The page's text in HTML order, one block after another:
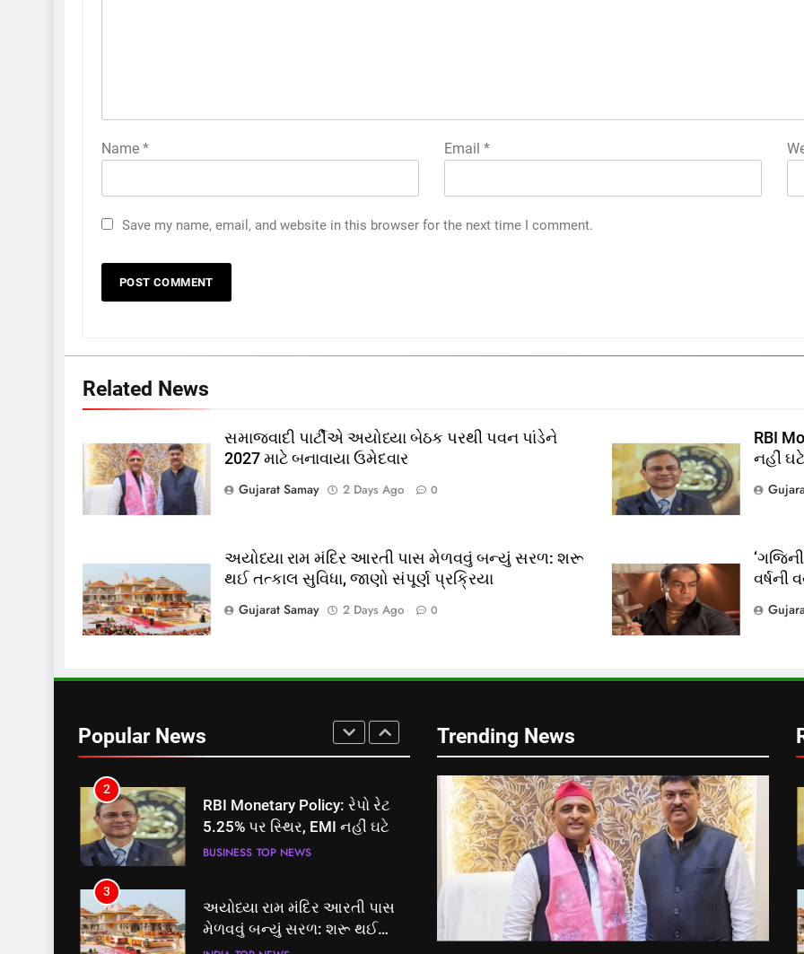
Name * Email*
Save my name, email, and website in this browser for the next time I comment.
Related News
સમાજવાદી પાર્ટીએ અયોધ્યા બેઠક પરથી પવન પાંડેને
2027 માટે બનાવાયા ઉમેદવાર
Gujarat Samay
2 Days Ago 0
RBI
નહીં ઘટે
અયોધ્યા રામ મંદિર આરતી પાસ મેળવવું બન્યું સરળ: શરૂ
થઈ તત્કાલ સુવિધા, જાણો સંપૂર્ણ પ્રક્રિયા
Gujarat Samay
2 Days Ago 0
વર્ષની
Popular News
6
પાસપોર્ટ વેરિફિકેશન માટે હવે
મુક્તિ,ગુજરાતમાં વેરિફિકેશન
પ્રક્રિયા બની સરળ
GUJARAT TOP NEWS
7
રાજ્યસભામાં ‘જન્મ અને મૃત્યુ
નોંધણી બિલ2026’ ધ્વનિમતથી
TOP NEWS
8
શું તમારું મધ કે ઘી ખરેખર શુદ્ધ છે?
FSSAIએ ડાબરના દાવાઓની પોલ
બેઠક પરથી પવન પાંડેને 2027
માટે બનાવાયા ઉમેદવાર
2
RBI Monetary Policy: રેપો રેટ
5.25% પર સ્થિર, EMI નહીં ઘટે
BUSINESS TOP NEWS
3
અયોધ્યા રામ મંદિર આરતી પાસ
મેળવવું બન્યું સરળ: શરૂ થઈ
Trending News